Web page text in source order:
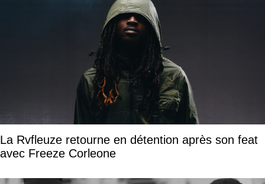
La Rvfleuze retourne en détention après son feat
avec Freeze Corleone